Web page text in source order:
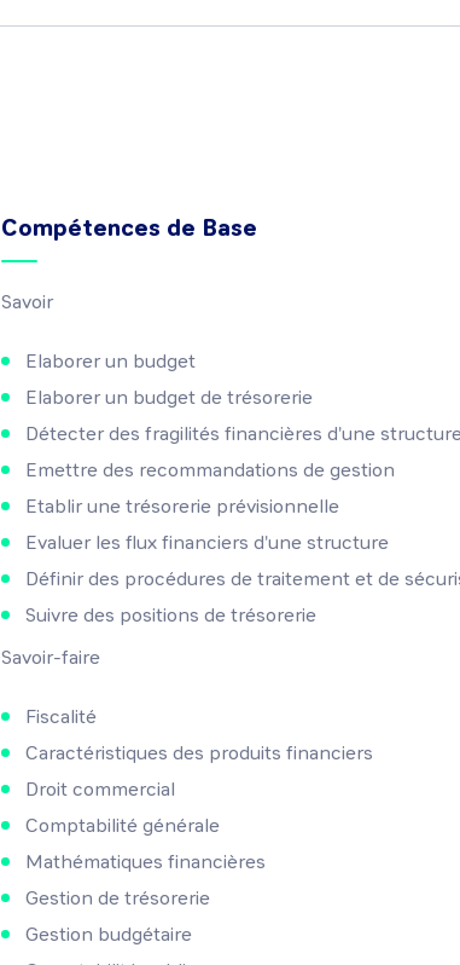
Compétences de Base
Savoir
Elaborer un budget
Elaborer un budget de trésorerie
Détecter des fragilités financières d'une
Emettre des recommandations de gestion
Etablir une trésorerie prévisionnelle
Evaluer les flux financiers d'une structure
Définir des procédures de traitement et de
Suivre des positions de trésorerie
Savoir-faire
Fiscalité
Caractéristiques des produits financiers
Droit commercial
Comptabilité générale
Mathématiques financières
Gestion de trésorerie
Gestion budgétaire